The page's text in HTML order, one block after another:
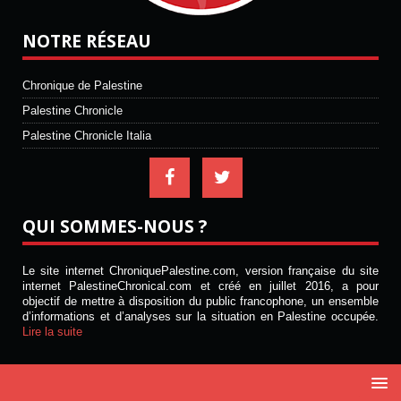
NOTRE RÉSEAU
Chronique de Palestine
Palestine Chronicle
Palestine Chronicle Italia
QUI SOMMES-NOUS ?
Le site internet ChroniquePalestine.com, version française du site
internet PalestineChronical.com et créé en juillet 2016, a pour
objectif de mettre à disposition du public francophone, un ensemble
d’informations et d’analyses sur la situation en Palestine occupée.
Lire la suite